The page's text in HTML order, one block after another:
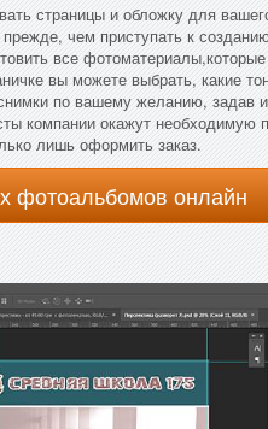
страницы и обложку для
чем приступать к
все
вы можете выбрать, какие
по вашему желанию, задав
компании окажут необходимую
лишь оформить заказ.
фотоальбомов онлайн